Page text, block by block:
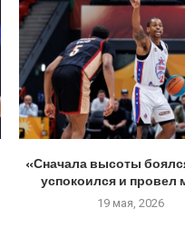
«Сначала высоты
успокоился и провел
19 мая, 2026